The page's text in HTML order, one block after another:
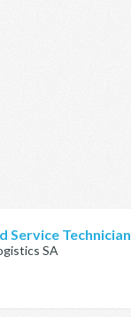
Service Technician
SA